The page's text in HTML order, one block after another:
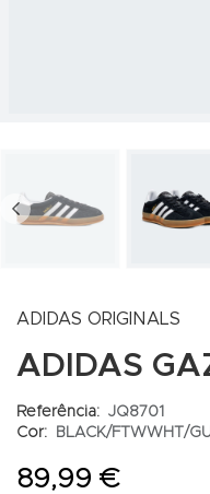
PREV
ADIDAS ORIGINALS
ADIDAS
Referência: JQ8701
Cor:
BLACK/FTWWHT/
89,99 €